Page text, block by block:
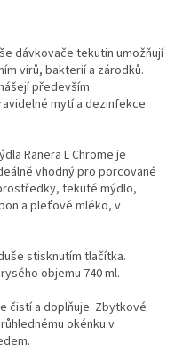
dávkovače tekutin umožňují
virů, bakterií a zárodků.
především
mytí a dezinfekce
Ranera L Chrome je
vhodný pro porcované
tekuté mýdlo,
a pleťové mléko, v
stisknutím tlačítka.
objemu 740 ml.
čistí a doplňuje. Zbytkové
okénku v